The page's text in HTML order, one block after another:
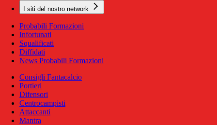
I siti del nostro network
Probabili Formazioni
Infortunati
Squalificati
Diffidati
News Probabili Formazioni
Consigli Fantacalcio
Portieri
Difensori
Centrocampisti
Attaccanti
Mantra